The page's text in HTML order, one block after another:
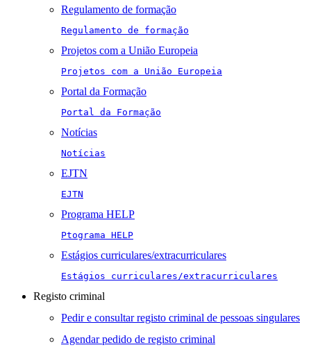
Regulamento de formação
Regulamento de formação
Projetos com a União Europeia
Projetos com a União Europeia
Portal da Formação
Portal da Formação
Notícias
Notícias
EJTN
EJTN
Programa HELP
Ptograma HELP
Estágios curriculares/extracurriculares
Estágios curriculares/extracurriculares
Registo criminal
Pedir e consultar registo criminal de pessoas singulares
Agendar pedido de registo criminal